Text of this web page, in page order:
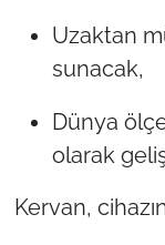
Uzaktan
sunacak,
Dünya
olarak
Kervan,